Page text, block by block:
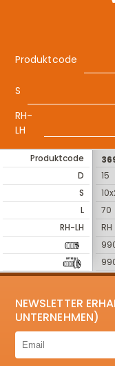
Produktcode
S
RH-
LH
Produktcode
D
S
L
RH-LH
15
70
RH
NEWSLETTER
UNTERNEHMEN)